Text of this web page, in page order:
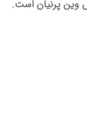
وین پرنیان است.